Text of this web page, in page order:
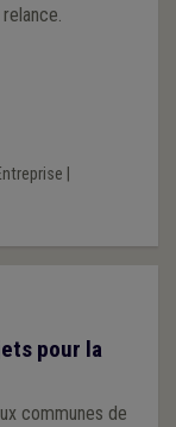
pour la
communes de